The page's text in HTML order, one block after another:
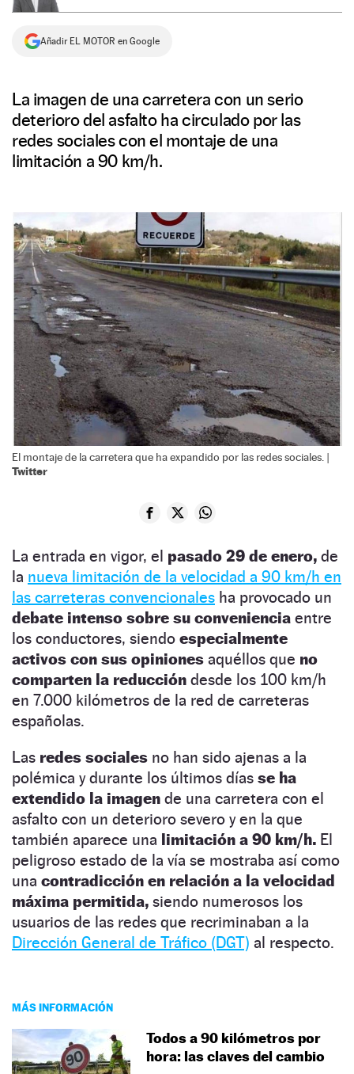
Añadir EL MOTOR en Google
La imagen de una carretera con un serio
deterioro del asfalto ha circulado por las
redes sociales con el montaje de una
limitación a 90 km/h.
El montaje de la carretera que ha expandido por las redes sociales. |
Twitter
La entrada en vigor, el pasado 29 de enero, de
la nueva limitación de la velocidad a 90 km/h en
las carreteras convencionales ha provocado un
debate intenso sobre su conveniencia entre
los conductores, siendo especialmente
activos con sus opiniones aquéllos que no
comparten la reducción desde los 100 km/h
en 7.000 kilómetros de la red de carreteras
españolas.
Las redes sociales no han sido ajenas a la
polémica y durante los últimos días se ha
extendido la imagen de una carretera con el
asfalto con un deterioro severo y en la que
también aparece una limitación a 90 km/h. El
peligroso estado de la vía se mostraba así como
una contradicción en relación a la velocidad
máxima permitida, siendo numerosos los
usuarios de las redes que recriminaban a la
Dirección General de Tráfico (DGT) al respecto.
MÁS INFORMACIÓN
Todos a 90 kilómetros por
hora: las claves del cambio